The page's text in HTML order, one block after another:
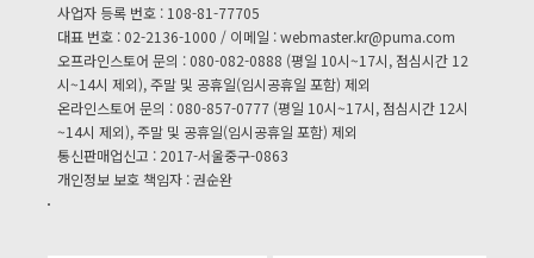
사업자 등록 번호 : 108-81-77705
대표 번호 : 02-2136-1000 / 이메일 :webmaster.kr@puma.com
오프라인스토어 문의 : 080-082-0888 (평일 10시~17시, 점심시간 12
시~14시 제외), 주말 및 공휴일(임시공휴일 포함) 제외
온라인스토어 문의 : 080-857-0777 (평일 10시~17시, 점심시간 12시
~14시 제외), 주말 및 공휴일(임시공휴일 포함) 제외
통신판매업신고 : 2017-서울중구-0863
개인정보 보호 책임자 : 권순완